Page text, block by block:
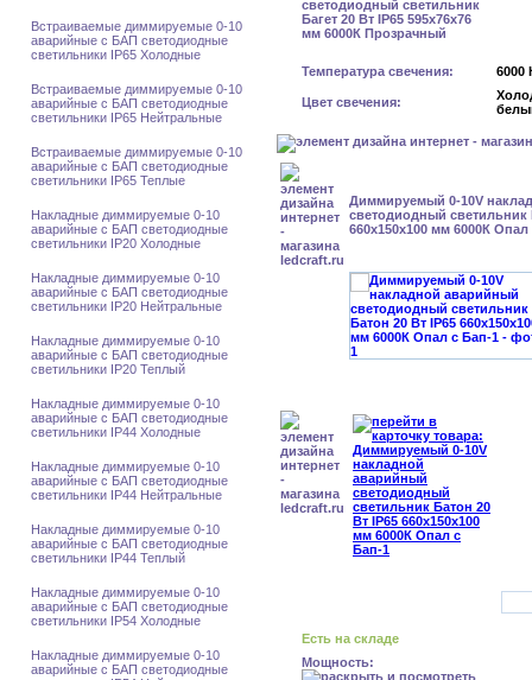
Встраиваемые диммируемые 0-10
аварийные с БАП светодиодные
светильники IP65 Холодные
Встраиваемые диммируемые 0-10
аварийные с БАП светодиодные
светильники IP65 Нейтральные
Встраиваемые диммируемые 0-10
аварийные с БАП светодиодные
светильники IP65 Теплые
Накладные диммируемые 0-10
аварийные с БАП светодиодные
светильники IP20 Холодные
Накладные диммируемые 0-10
аварийные с БАП светодиодные
светильники IP20 Нейтральные
Накладные диммируемые 0-10
аварийные с БАП светодиодные
светильники IP20 Теплый
Накладные диммируемые 0-10
аварийные с БАП светодиодные
светильники IP44 Холодные
Накладные диммируемые 0-10
аварийные с БАП светодиодные
светильники IP44 Нейтральные
Накладные диммируемые 0-10
аварийные с БАП светодиодные
светильники IP44 Теплый
Накладные диммируемые 0-10
аварийные с БАП светодиодные
светильники IP54 Холодные
Накладные диммируемые 0-10
аварийные с БАП светодиодные
Температура свечения: 6000
Цвет свечения:
Диммируемый 0-10V
светодиодный светильник
660x150x100 мм 6000К Опал
Есть на складе
Мощность: